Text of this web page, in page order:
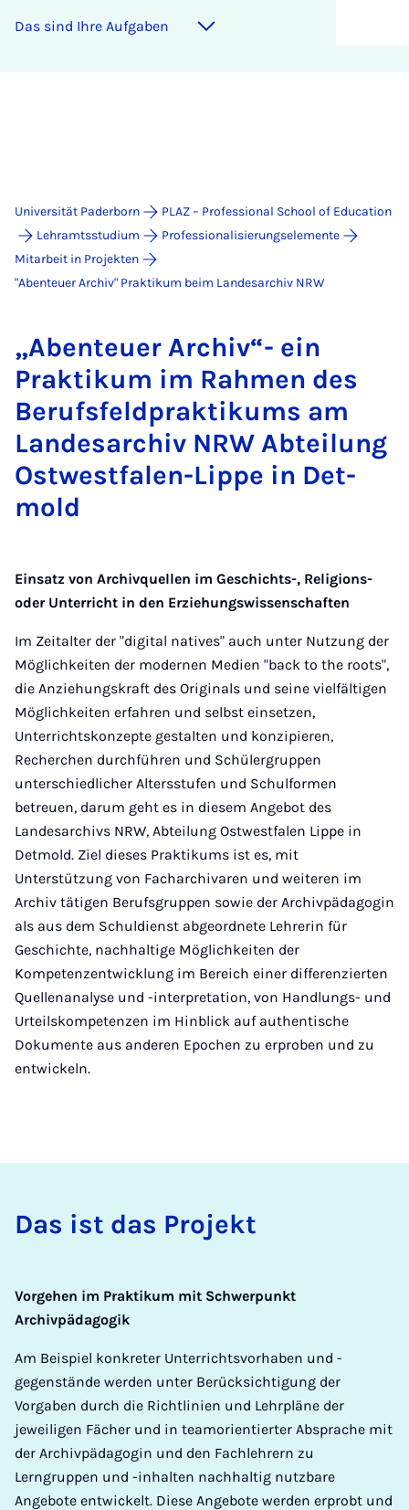
Das sind Ihre Aufgaben
Universität Paderborn
PLAZ – Professional School of Education
Lehramtsstudium
Professionalisierungselemente
Mitarbeit in Projekten
"Abenteuer Archiv" Praktikum beim Landesarchiv NRW
„A­ben­teu­er Ar­chiv“- ein
Prak­ti­kum im Rah­men des
Be­rufs­feld­prak­ti­kums am
Lan­des­a­r­chiv NRW Ab­tei­lung
Ost­west­fa­len-Lip­pe in Det­
mold
Einsatz von Archivquellen im Geschichts-, Religions-
oder Unterricht in den Erziehungswissenschaften
Im Zeitalter der "digital natives" auch unter Nutzung der
Möglichkeiten der modernen Medien "back to the roots",
die Anziehungskraft des Originals und seine vielfältigen
Möglichkeiten erfahren und selbst einsetzen,
Unterrichtskonzepte gestalten und konzipieren,
Recherchen durchführen und Schülergruppen
unterschiedlicher Altersstufen und Schulformen
betreuen, darum geht es in diesem Angebot des
Landesarchivs NRW, Abteilung Ostwestfalen Lippe in
Detmold. Ziel dieses Praktikums ist es, mit
Unterstützung von Facharchivaren und weiteren im
Archiv tätigen Berufsgruppen sowie der Archivpädagogin
als aus dem Schuldienst abgeordnete Lehrerin für
Geschichte, nachhaltige Möglichkeiten der
Kompetenzentwicklung im Bereich einer differenzierten
Quellenanalyse und -interpretation, von Handlungs- und
Urteilskompetenzen im Hinblick auf authentische
Dokumente aus anderen Epochen zu erproben und zu
entwickeln.
Das ist das Pro­jekt
Vorgehen im Praktikum mit Schwerpunkt
Archivpädagogik
Am Beispiel konkreter Unterrichtsvorhaben und -
gegenstände werden unter Berücksichtigung der
Vorgaben durch die Richtlinien und Lehrpläne der
jeweiligen Fächer und in teamorientierter Absprache mit
der Archivpädagogin und den Fachlehrern zu
Lerngruppen und ­-inhalten nachhaltig nutzbare
Angebote entwickelt. Diese Angebote werden erprobt und